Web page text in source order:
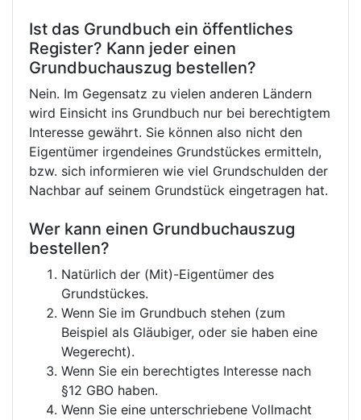
Ist das Grundbuch ein öffentliches
Register? Kann jeder einen
Grundbuchauszug bestellen?
Nein. Im Gegensatz zu vielen anderen Ländern
wird Einsicht ins Grundbuch nur bei berechtigtem
Interesse gewährt. Sie können also nicht den
Eigentümer irgendeines Grundstückes ermitteln,
bzw. sich informieren wie viel Grundschulden der
Nachbar auf seinem Grundstück eingetragen hat.
Wer kann einen Grundbuchauszug
bestellen?
Natürlich der (Mit)-Eigentümer des
Grundstückes.
Wenn Sie im Grundbuch stehen (zum
Beispiel als Gläubiger, oder sie haben eine
Wegerecht).
Wenn Sie ein berechtigtes Interesse nach
§12 GBO haben.
Wenn Sie eine unterschriebene Vollmacht